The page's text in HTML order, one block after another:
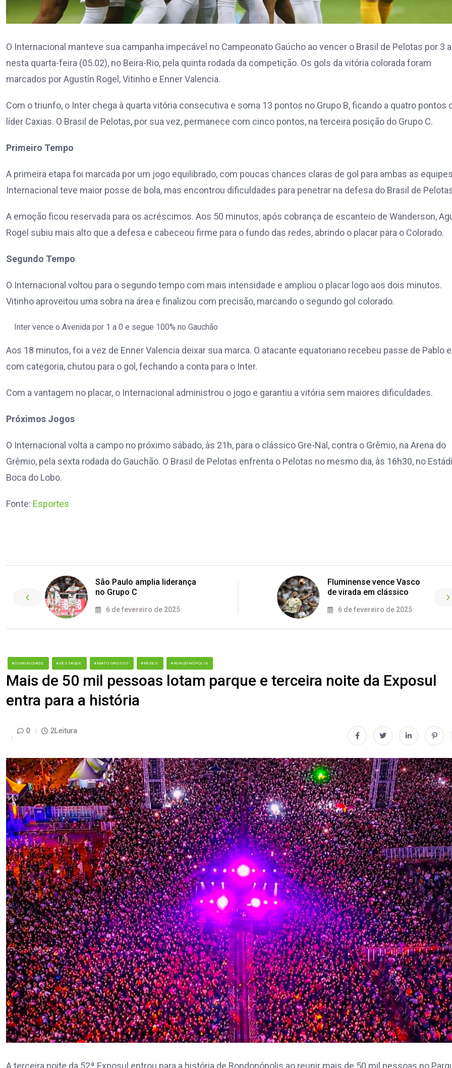
O Internacional manteve sua campanha impecável no Campeonato Gaúcho ao vencer o Brasil de Pelotas por 3
nesta quarta-feira (05.02), no Beira-Rio, pela quinta rodada da competição. Os gols da vitória colorada foram
marcados por Agustín Rogel, Vitinho e Enner Valencia.
Com o triunfo, o Inter chega à quarta vitória consecutiva e soma 13 pontos no Grupo B, ficando a quatro pontos
líder Caxias. O Brasil de Pelotas, por sua vez, permanece com cinco pontos, na terceira posição do Grupo C.
Primeiro Tempo
A primeira etapa foi marcada por um jogo equilibrado, com poucas chances claras de gol para ambas as
Internacional teve maior posse de bola, mas encontrou dificuldades para penetrar na defesa do Brasil de
A emoção ficou reservada para os acréscimos. Aos 50 minutos, após cobrança de escanteio de Wanderson,
Rogel subiu mais alto que a defesa e cabeceou firme para o fundo das redes, abrindo o placar para o Colorado.
Segundo Tempo
O Internacional voltou para o segundo tempo com mais intensidade e ampliou o placar logo aos dois minutos.
Vitinho aproveitou uma sobra na área e finalizou com precisão, marcando o segundo gol colorado.
Inter vence o Avenida por 1 a 0 e segue 100% no Gauchão
Aos 18 minutos, foi a vez de Enner Valencia deixar sua marca. O atacante equatoriano recebeu passe de Pablo
com categoria, chutou para o gol, fechando a conta para o Inter.
Com a vantagem no placar, o Internacional administrou o jogo e garantiu a vitória sem maiores dificuldades.
Próximos Jogos
O Internacional volta a campo no próximo sábado, às 21h, para o clássico Gre-Nal, contra o Grêmio, na Arena do
Grêmio, pela sexta rodada do Gauchão. O Brasil de Pelotas enfrenta o Pelotas no mesmo dia, às 16h30, no
Boca do Lobo.
Fonte: Esportes
São Paulo amplia liderança
no Grupo C
6 de fevereiro de 2025
Fluminense vence Vasco
de virada em clássico
6 de fevereiro de 2025
#COMUNIDADE #DESTAQUE #MATO GROSSO #REDES #RONDONÓPOLIS
Mais de 50 mil pessoas lotam parque e terceira noite da Exposul
entra para a história
0 2Leitura